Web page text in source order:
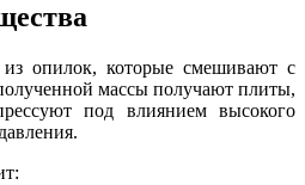
опилок, которые смешивают с
массы получают плиты,
под влиянием высокого